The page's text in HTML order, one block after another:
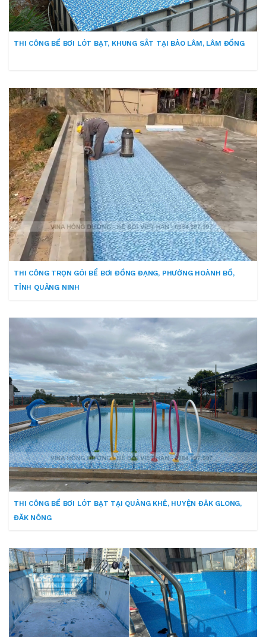
THI CÔNG BỂ BƠI LÓT BẠT, KHUNG SẮT TẠI BẢO LÂM, LÂM ĐỒNG
THI CÔNG TRỌN GÓI BỂ BƠI ĐỒNG ĐẠNG, PHƯỜNG HOÀNH BỒ,
TỈNH QUẢNG NINH
THI CÔNG BỂ BƠI LÓT BẠT TẠI QUẢNG KHÊ, HUYỆN ĐĂK GLONG,
ĐĂK NÔNG